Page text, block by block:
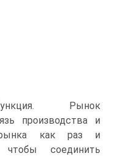
Рынок
производства и
рынка как раз и
соединить